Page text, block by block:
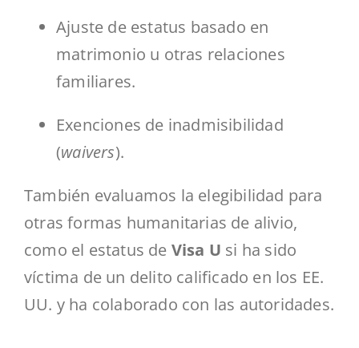
Ajuste de estatus basado en
matrimonio u otras relaciones
familiares.
Exenciones de inadmisibilidad
(waivers).
También evaluamos la elegibilidad para
otras formas humanitarias de alivio,
como el estatus de Visa U si ha sido
víctima de un delito calificado en los EE.
UU. y ha colaborado con las autoridades.